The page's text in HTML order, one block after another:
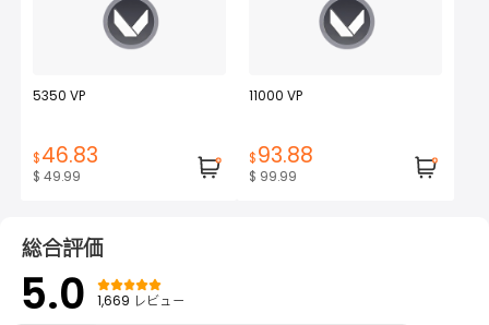
5350 VP
$46.83
$ 49.99
11000 VP
$93.88
$ 99.99
総合評価
5.0 1,669 レビュー